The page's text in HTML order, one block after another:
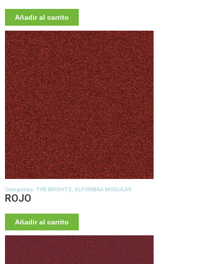
Añadir al carrito
Categorias: THE BRIGHTS, ALFOMBRA MODULAR
ROJO
Añadir al carrito